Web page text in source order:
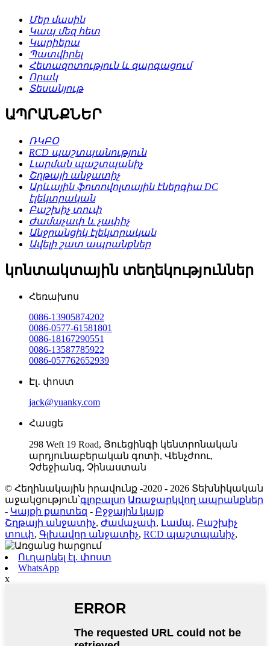
Մեր մասին
Կապ մեզ հետ
Կարիերա
Պատվիրել
Հետազոտություն և զարգացում
Որակ
Տեսանյութ
ԱՊՐԱՆՔՆԵՐ
ՌԿԲՕ
RCD պաշտպանություն
Լարման պաշտպանիչ
Շղթայի անջատիչ
Արևային ֆոտովոլտային էներգիա DC
էլեկտրական
Բաշխիչ տուփ
Ժամաչափ և չափիչ
Անջրանցիկ էլեկտրական
Ավելի շատ ապրանքներ
կոնտակտային տեղեկություններ
Հեռախոս
0086-13905874202
0086-0577-61581801
0086-18167290551
0086-13587785922
0086-057762652939
Էլ․ փոստ
jack@yuanky.com
Հասցե
298 Weft 19 Road, Յուեցինգի կենտրոնական
արդյունաբերական գոտի, Վենչժոու,
Չժեջիանգ, Չինաստան
© Հեղինակային իրավունք -2020 - 2026 Տեխնիկական
աջակցություն՝գլոբալսո Առաջարկվող ապրանքներ
- Կայքի քարտեզ - Բջջային կայք
Շղթայի անջատիչ, Ժամաչափ, Լամպ, Բաշխիչ
տուփ, Գլխավոր անջատիչ, RCD պաշտպանիչ,
Ուղարկել էլ. փոստ
WhatsApp
x